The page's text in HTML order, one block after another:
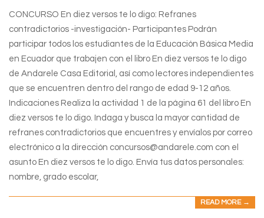
CONCURSO En diez versos te lo digo: Refranes
contradictorios -investigación- Participantes Podrán
participar todos los estudiantes de la Educación Básica Media
en Ecuador que trabajen con el libro En diez versos te lo digo
de Andarele Casa Editorial, así como lectores independientes
que se encuentren dentro del rango de edad 9-12 años.
Indicaciones Realiza la actividad 1 de la página 61 del libro En
diez versos te lo digo. Indaga y busca la mayor cantidad de
refranes contradictorios que encuentres y envíalos por correo
electrónico a la dirección concursos@andarele.com con el
asunto En diez versos te lo digo. Envía tus datos personales:
nombre, grado escolar,
READ MORE →